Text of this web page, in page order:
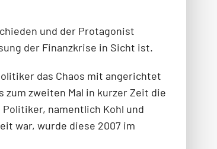
und der Protagonist
der Finanzkrise in Sicht ist.
das Chaos mit angerichtet
zum zweiten Mal in kurzer Zeit die
namentlich Kohl und
war, wurde diese 2007 im